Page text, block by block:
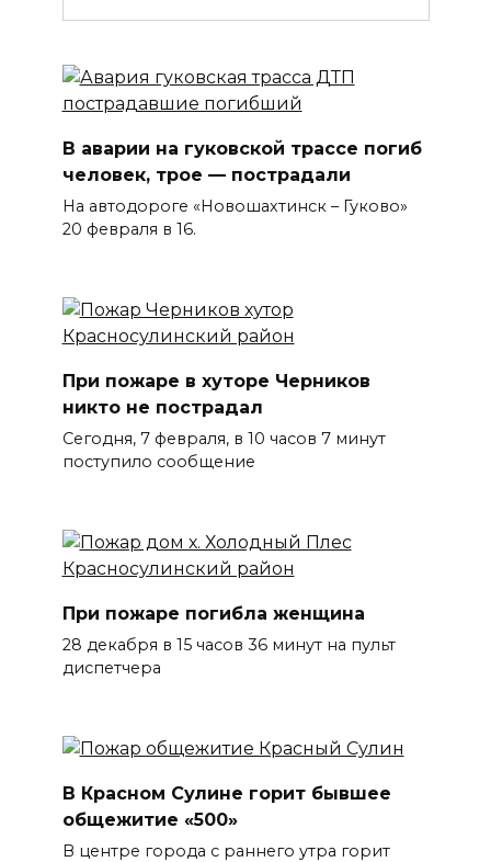
В аварии на гуковской трассе погиб
человек, трое — пострадали
На автодороге «Новошахтинск – Гуково»
20 февраля в 16.
При пожаре в хуторе Черников
никто не пострадал
Сегодня, 7 февраля, в 10 часов 7 минут
поступило сообщение
При пожаре погибла женщина
28 декабря в 15 часов 36 минут на пульт
диспетчера
В Красном Сулине горит бывшее
общежитие «500»
В центре города с раннего утра горит